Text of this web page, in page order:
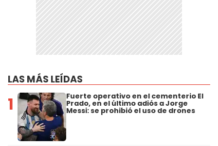
LAS MÁS LEÍDAS
1 Fuerte operativo en el cementerio El
Prado, en el último adiós a Jorge
Messi: se prohibió el uso de drones